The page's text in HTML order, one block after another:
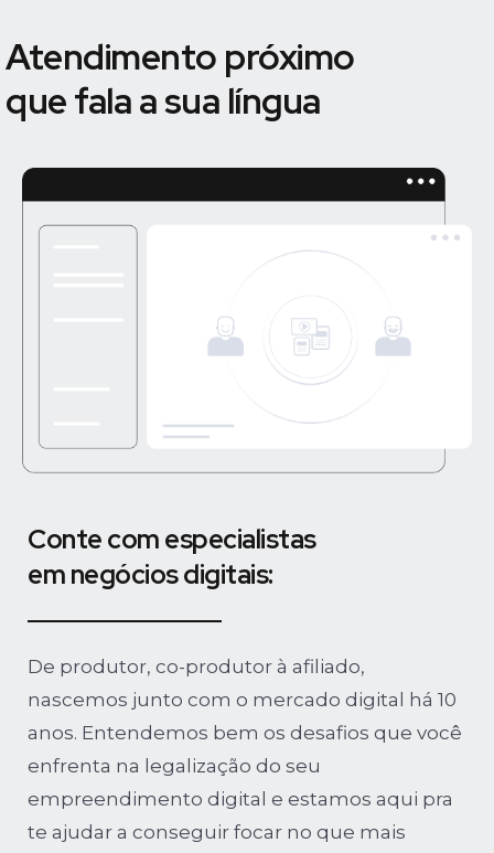
Atendimento próximo
que fala a sua língua
Conte com especialistas
em negócios digitais:
De produtor, co-produtor à afiliado,
nascemos junto com o mercado digital há 10
anos. Entendemos bem os desafios que você
enfrenta na legalização do seu
empreendimento digital e estamos aqui pra
te ajudar a conseguir focar no que mais